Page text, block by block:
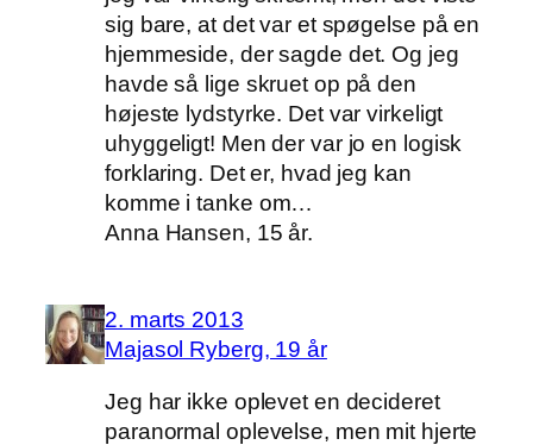
sig bare, at det var et spøgelse på en
hjemmeside, der sagde det. Og jeg
havde så lige skruet op på den
højeste lydstyrke. Det var virkeligt
uhyggeligt! Men der var jo en logisk
forklaring. Det er, hvad jeg kan
komme i tanke om…
Anna Hansen, 15 år.
2. marts 2013
Majasol Ryberg, 19 år
Jeg har ikke oplevet en decideret
paranormal oplevelse, men mit hjerte